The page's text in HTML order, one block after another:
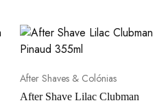
After Shaves & Colónias
After Shave Lilac Clubman